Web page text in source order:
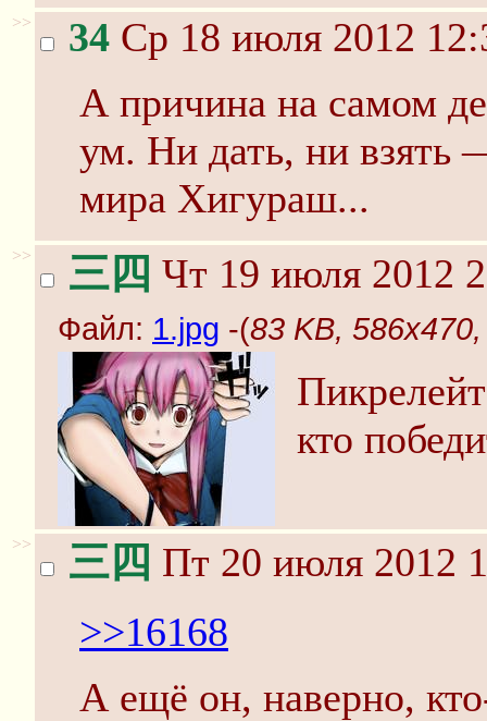
>> 34 Ср 18 июля 2012
А причина на самом
ум. Ни дать, ни взять
мира Хигураш...
>> 三四 Чт 19 июля 2012
Файл: 1.jpg -(83 KB,
кто
>> 三四 Пт 20 июля 2012
>>16168
А ещё он, наверно,